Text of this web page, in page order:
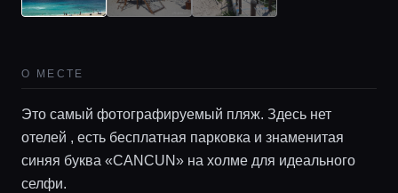
Локации
Гиды
О МЕСТЕ
Это самый фотографируемый пляж. Здесь нет
отелей , есть бесплатная парковка и знаменитая
синяя буква «CANCUN» на холме для идеального
селфи.